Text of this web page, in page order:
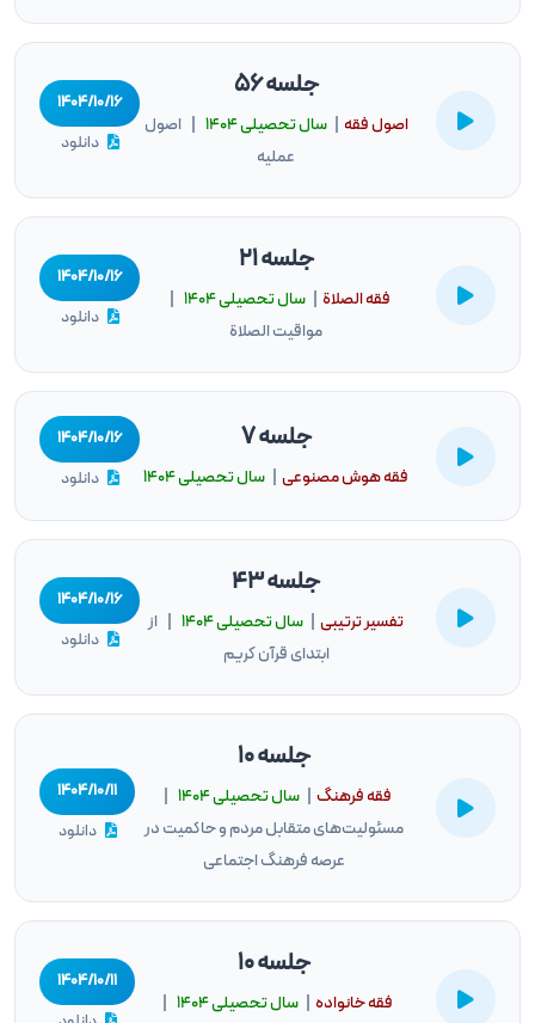
جلسه 56
اصول فقه |سال تحصيلى ۱۴۰۴
| اصول
عملیه
۱۴۰۴/۱۰/۱۶
دانلود
جلسه 21
فقه الصلاة |سال تحصيلى ۱۴۰۴
مواقیت الصلاة
۱۴۰۴/۱۰/۱۶
دانلود
جلسه 7
فقه هوش مصنوعى | سال تحصيلى ۱۴۰۴
۱۴۰۴/۱۰/۱۶
دانلود
جلسه 43
تفسیر ترتیبی سال تحصيلى ۱۴۰۴
| از
ابتدای قرآن کریم
۱۴۰۴/۱۰/۱۶
دانلود
جلسه 10
فقه فرهنگ |سال تحصيلى ۱۴۰۴
مسئولیت‌های متقابل مردم و حاکمیت در
عرصه فرهنگ اجتماعی
۱۴۰۴/۱۰/۱۱
دانلود
جلسه 10
فقه خانواده |سال تحصيلى ۱۴۰۴
۱۴۰۴/۱۰/۱۱